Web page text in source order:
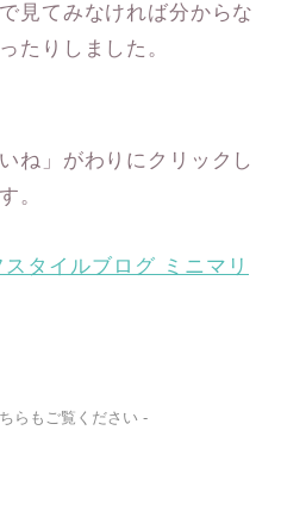
見てみなければ分からな
たりしました。
ね」がわりにクリックし
。
らもご覧ください -